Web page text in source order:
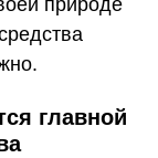
природе
главной